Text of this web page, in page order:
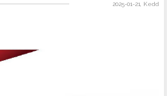
2025-01-21, Kedd